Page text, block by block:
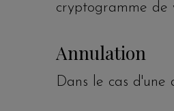
cryptogramme de
Annulation
Dans le cas